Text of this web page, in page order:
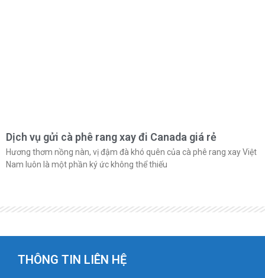
Dịch vụ gửi cà phê rang xay đi Canada giá rẻ
Hương thơm nồng nàn, vị đậm đà khó quên của cà phê rang xay Việt
Nam luôn là một phần ký ức không thể thiếu
THÔNG TIN LIÊN HỆ